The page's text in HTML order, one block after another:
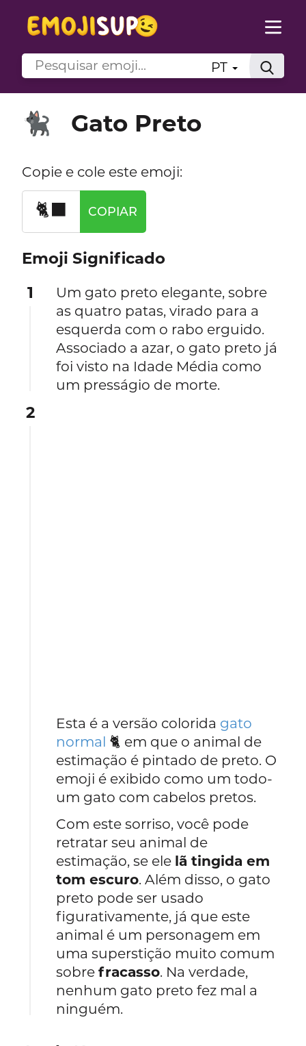
PT
🐈‍⬛ Gato Preto
Copie e cole este emoji:
🐈‍⬛ COPIAR
Emoji Significado
1
Um gato preto elegante, sobre
as quatro patas, virado para a
esquerda com o rabo erguido.
Associado a azar, o gato preto já
foi visto na Idade Média como
um presságio de morte.
2
Esta é a versão colorida gato
normal 🐈 em que o animal de
estimação é pintado de preto. O
emoji é exibido como um todo-
um gato com cabelos pretos.
Com este sorriso, você pode
retratar seu animal de
estimação, se ele lã tingida em
tom escuro. Além disso, o gato
preto pode ser usado
figurativamente, já que este
animal é um personagem em
uma superstição muito comum
sobrefracasso. Na verdade,
nenhum gato preto fez mal a
ninguém.